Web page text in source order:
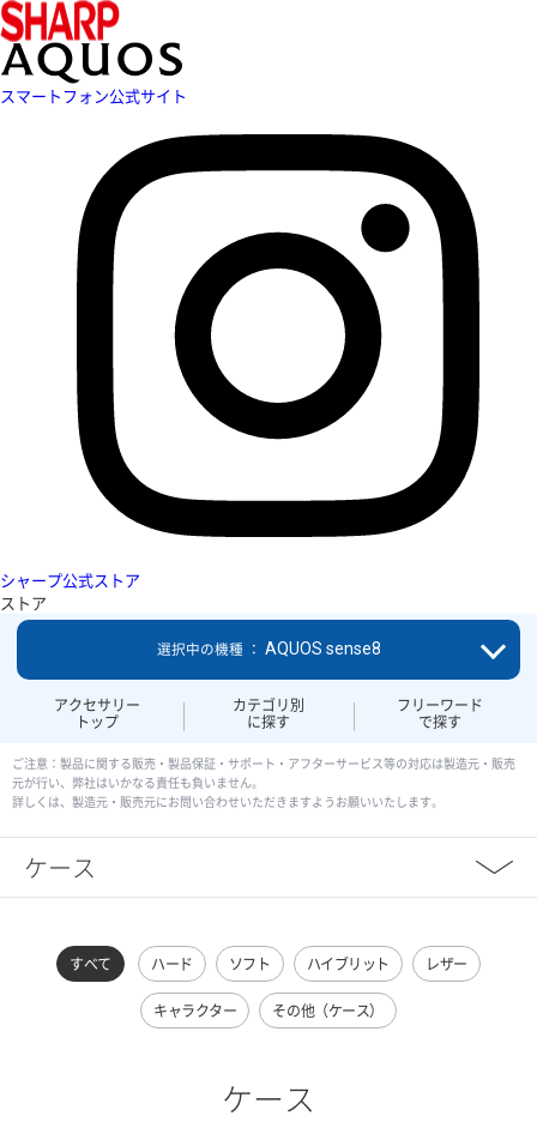
スマートフォン公式サイト
シャープ公式ストア
ストア
アクセサリー
トップ
カテゴリ別
に探す
フリーワード
で探す
選択中の機種 ： AQUOS sense8
ご注意：製品に関する販売・製品保証・サポート・アフターサービス等の対応は製造元・販売
元が行い、弊社はいかなる責任も負いません。
詳しくは、製造元・販売元にお問い合わせいただきますようお願いいたします。
ケース
すべて ハード ソフト ハイブリット レザー
キャラクター その他（ケース）
ケース